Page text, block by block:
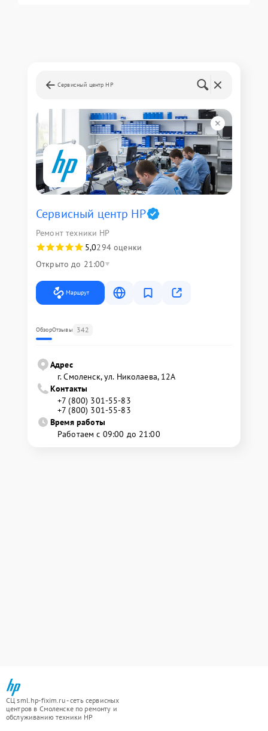
Сервисный центр HP
Сервисный центр HP
Ремонт техники HP
5,0294 оценки
Открыто до 21:00
Маршрут
ОбзорОтзывы 342
Адрес
г. Смоленск, ул. Николаева, 12А
Контакты
+7 (800) 301-55-83
+7 (800) 301-55-83
Время работы
Работаем с 09:00 до 21:00
СЦ sml.hp-fixim.ru - сеть сервисных
центров в Смоленске по ремонту и
обслуживанию техники HP